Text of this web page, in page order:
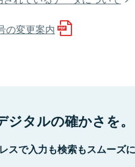
の変更案内
ジタルの確かさを。
スで入力も検索もスムーズ